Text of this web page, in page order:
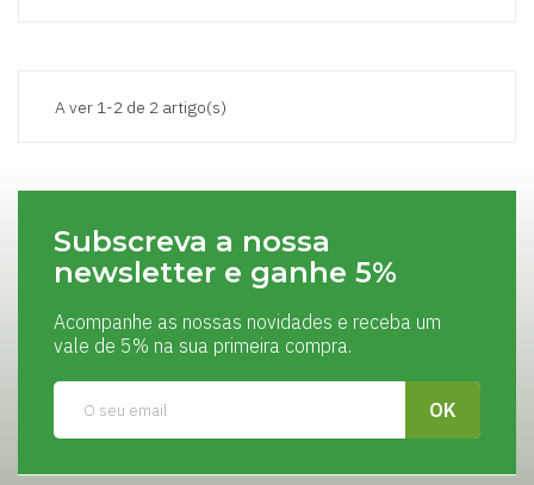
A ver 1-2 de 2 artigo(s)
Subscreva a nossa
newsletter e ganhe 5%
Acompanhe as nossas novidades e receba um
vale de 5% na sua primeira compra.